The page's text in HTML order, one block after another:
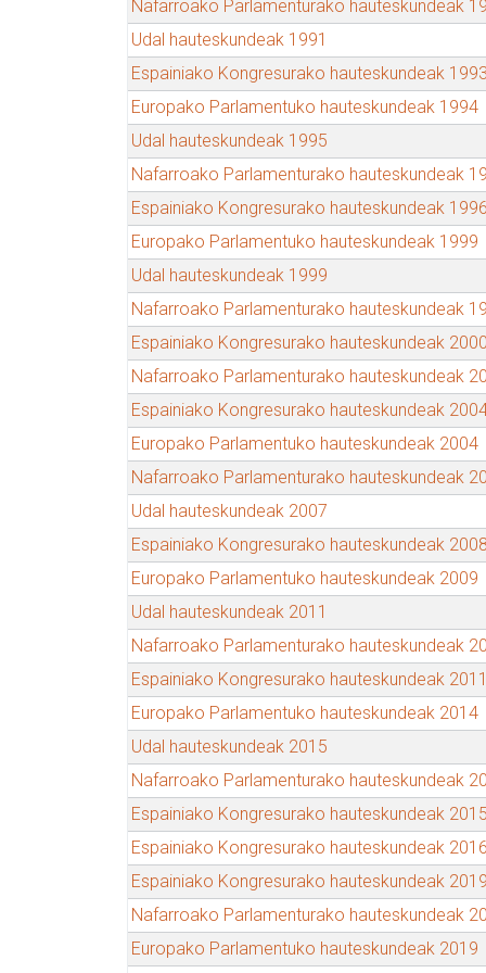
Nafarroako Parlamenturako hauteskundeak
Udal hauteskundeak 1991
Espainiako Kongresurako hauteskundeak 1993
Europako Parlamentuko hauteskundeak 1994
Udal hauteskundeak 1995
Nafarroako Parlamenturako hauteskundeak
Espainiako Kongresurako hauteskundeak 1996
Europako Parlamentuko hauteskundeak 1999
Udal hauteskundeak 1999
Nafarroako Parlamenturako hauteskundeak
Espainiako Kongresurako hauteskundeak 2000
Nafarroako Parlamenturako hauteskundeak
Espainiako Kongresurako hauteskundeak
Europako Parlamentuko hauteskundeak 2004
Nafarroako Parlamenturako hauteskundeak
Udal hauteskundeak 2007
Espainiako Kongresurako hauteskundeak 2008
Europako Parlamentuko hauteskundeak 2009
Udal hauteskundeak 2011
Nafarroako Parlamenturako hauteskundeak
Espainiako Kongresurako hauteskundeak 2011
Europako Parlamentuko hauteskundeak 2014
Udal hauteskundeak 2015
Nafarroako Parlamenturako hauteskundeak
Espainiako Kongresurako hauteskundeak 2015
Espainiako Kongresurako hauteskundeak 2016
Espainiako Kongresurako hauteskundeak 2019
Nafarroako Parlamenturako hauteskundeak
Europako Parlamentuko hauteskundeak 2019